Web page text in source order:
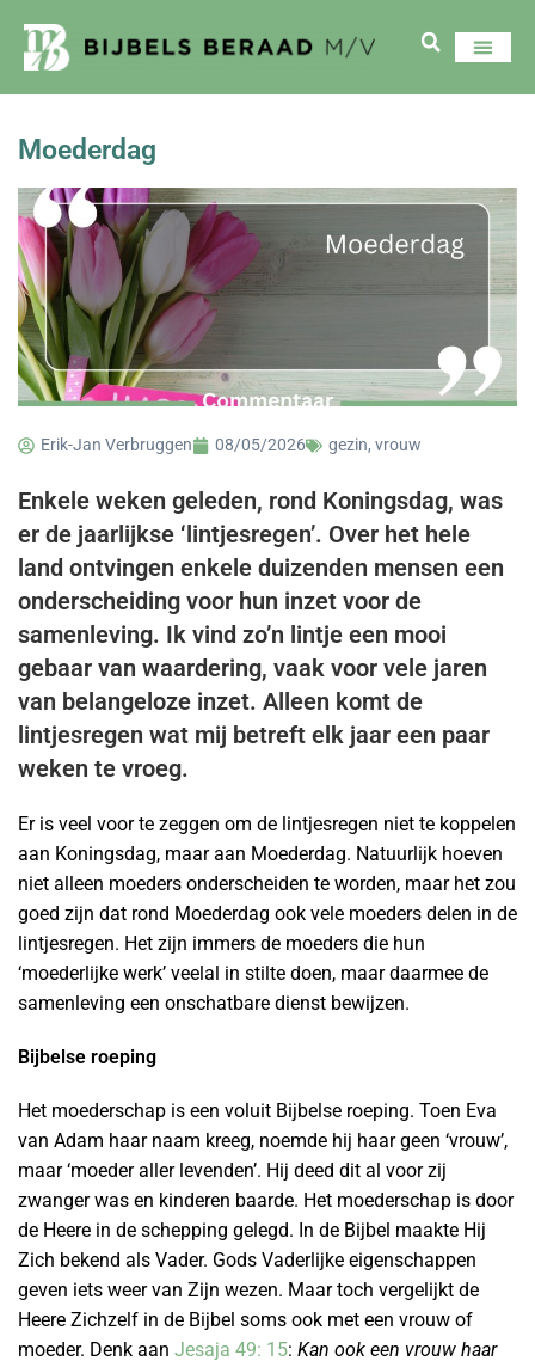
Moederdag
Erik-Jan Verbruggen 08/05/2026 gezin, vrouw
Enkele weken geleden, rond Koningsdag, was
er de jaarlijkse ‘lintjesregen’. Over het hele
land ontvingen enkele duizenden mensen een
onderscheiding voor hun inzet voor de
samenleving. Ik vind zo’n lintje een mooi
gebaar van waardering, vaak voor vele jaren
van belangeloze inzet. Alleen komt de
lintjesregen wat mij betreft elk jaar een paar
weken te vroeg.
Er is veel voor te zeggen om de lintjesregen niet te koppelen
aan Koningsdag, maar aan Moederdag. Natuurlijk hoeven
niet alleen moeders onderscheiden te worden, maar het zou
goed zijn dat rond Moederdag ook vele moeders delen in de
lintjesregen. Het zijn immers de moeders die hun
‘moederlijke werk’ veelal in stilte doen, maar daarmee de
samenleving een onschatbare dienst bewijzen.
Bijbelse roeping
Het moederschap is een voluit Bijbelse roeping. Toen Eva
van Adam haar naam kreeg, noemde hij haar geen ‘vrouw’,
maar ‘moeder aller levenden’. Hij deed dit al voor zij
zwanger was en kinderen baarde. Het moederschap is door
de Heere in de schepping gelegd. In de Bijbel maakte Hij
Zich bekend als Vader. Gods Vaderlijke eigenschappen
geven iets weer van Zijn wezen. Maar toch vergelijkt de
Heere Zichzelf in de Bijbel soms ook met een vrouw of
moeder. Denk aan Jesaja 49: 15: Kan ook een vrouw haar